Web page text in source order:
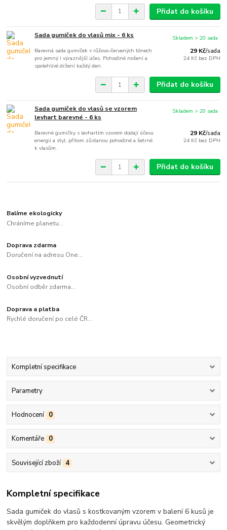
Přidat do košíku
Sada gumiček do vlasů mix - 6 ks
Barevná sada gumiček v růžovo-červených tónech
pro jemný i výraznější účes. Pohodlné nošení a
spolehlivé držení každý den.
29 Kč/sada
24 Kč bez DPH
Skladem > 20 sada
Přidat do košíku
Sada gumiček do vlasů se vzorem
levhart barevné - 6 ks
Barevné gumičky s levhartím vzorem dodají účesu
energii a styl, přitom zůstanou pohodlné a šetrné
k vlasům.
29 Kč/sada
24 Kč bez DPH
Skladem > 20 sada
Přidat do košíku
Balíme ekologicky
Chráníme planetu...
Doprava zdarma
Doručení na adresu One...
Osobní vyzvednutí
Osobní odběr zdarma...
Doprava a platba
Rychlé doručení po celé ČR...
Kompletní specifikace
Parametry
Hodnocení 0
Komentáře 0
Související zboží 4
Kompletní specifikace
Sada gumiček do vlasů s kostkovaným vzorem v balení 6 kusů je
skvělým doplňkem pro každodenní úpravu účesu. Geometrický